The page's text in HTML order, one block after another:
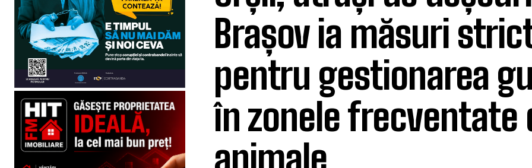
Brașov ia măsuri
pentru gestionarea
în zonele frecventate
animale